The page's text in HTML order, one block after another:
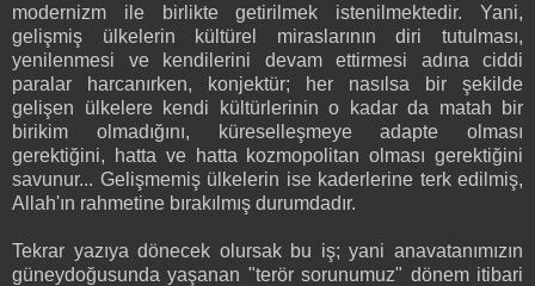
modernizm ile birlikte getirilmek istenilmektedir. Yani,
gelişmiş ülkelerin kültürel miraslarının diri tutulması,
yenilenmesi ve kendilerini devam ettirmesi adına ciddi
paralar harcanırken, konjektür; her nasılsa bir şekilde
gelişen ülkelere kendi kültürlerinin o kadar da matah bir
birikim olmadığını, küreselleşmeye adapte olması
gerektiğini, hatta ve hatta kozmopolitan olması gerektiğini
savunur... Gelişmemiş ülkelerin ise kaderlerine terk edilmiş,
Allah'ın rahmetine bırakılmış durumdadır.
Tekrar yazıya dönecek olursak bu iş; yani anavatanımızın
güneydoğusunda yaşanan "terör sorunumuz" dönem itibari